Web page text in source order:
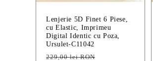
Lenjerie 5D Finet 6 Piese,
cu Elastic, Imprimeu
Digital Identic cu Poza,
Ursulet-C11042
Preț
229,00 lei RON